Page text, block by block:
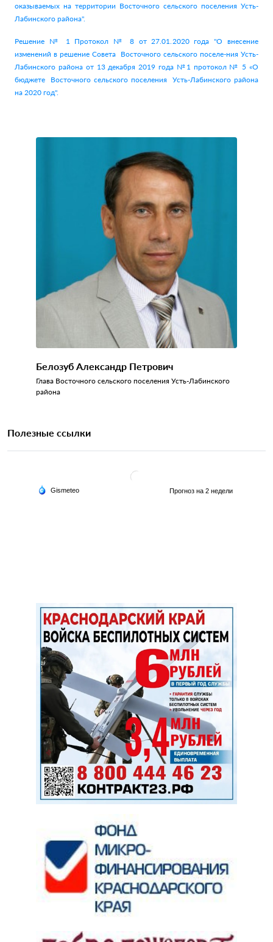
оказываемых на территории Восточного сельского поселения Усть-
Лабинского района".
Решение № 1 Протокол № 8 от 27.01.2020 года "О внесение
изменений в решение Совета Восточного сельского поселе-ния Усть-
Лабинского района от 13 декабря 2019 года №1 протокол № 5 «О
бюджете Восточного сельского поселения Усть-Лабинского района
на 2020 год".
Белозуб Александр Петрович
Глава Восточного сельского поселения Усть-Лабинского
района
Полезные ссылки